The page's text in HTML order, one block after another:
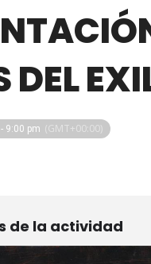
DEL
9:00 pm (GMT+00:00)
de la actividad